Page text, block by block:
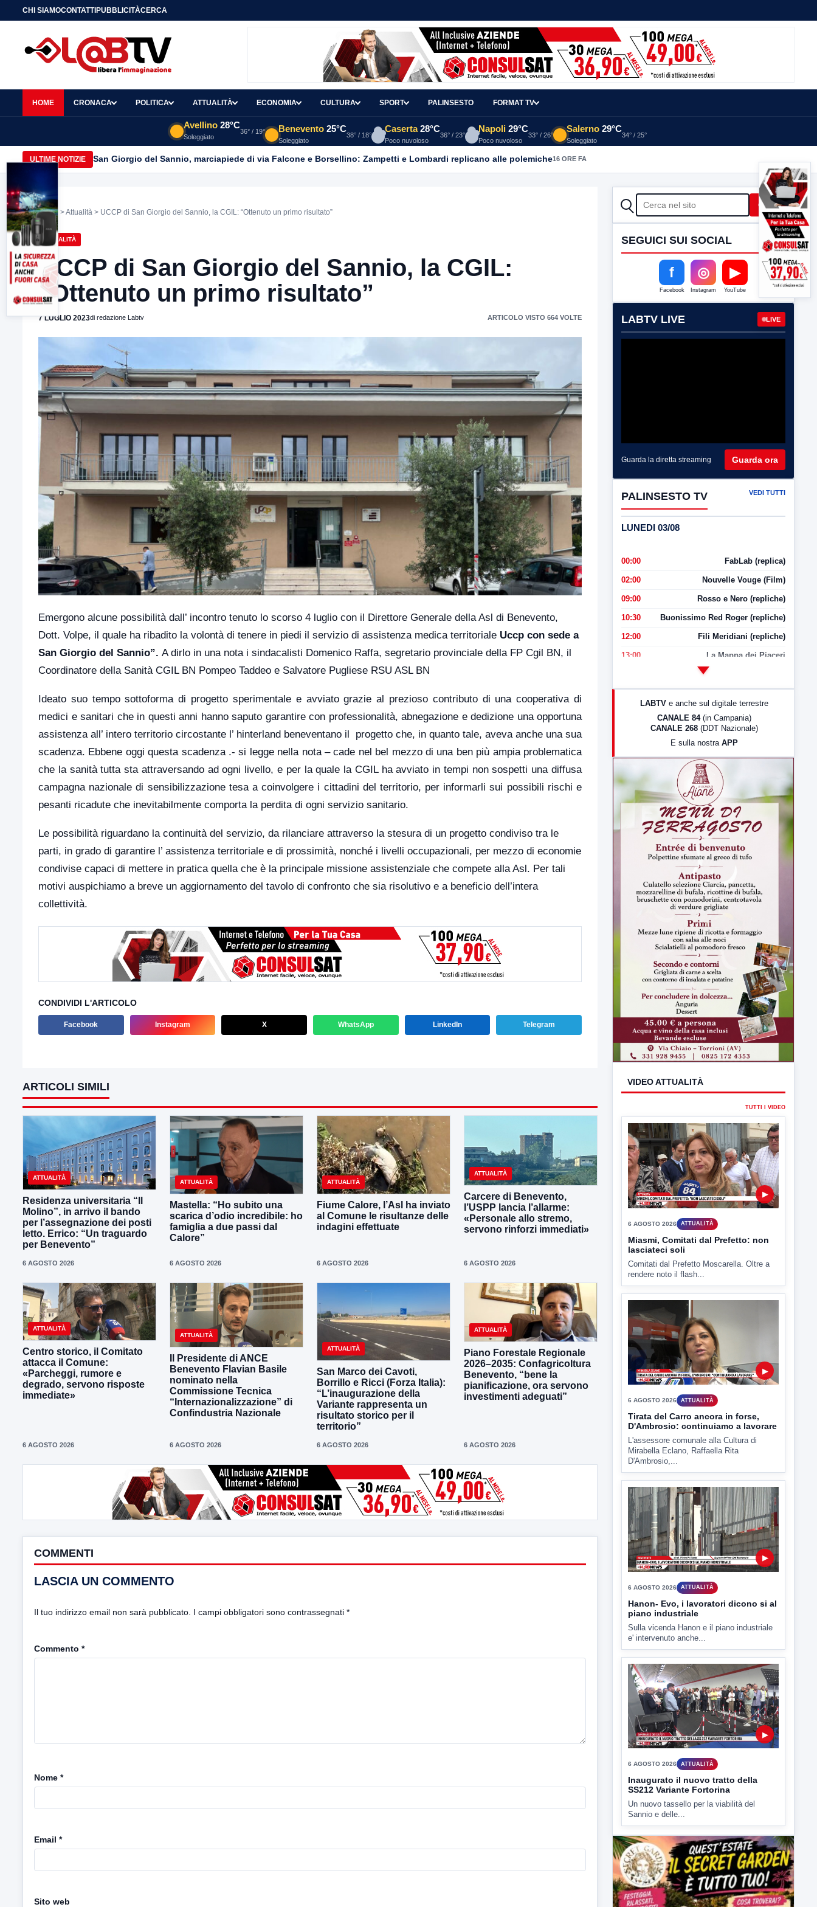
CHI SIAMOCONTATTIPUBBLICITÀCERCA
HOME CRONACA POLITICA ATTUALITÀ ECONOMIA CULTURA SPORT PALINSESTO FORMAT TV
Avellino 28°C
Soleggiato
36° / 19° Benevento 25°C
Soleggiato
38° / 18°
Caserta 28°C
Poco nuvoloso
36° / 23°
Napoli 29°C
Poco nuvoloso
33° / 26°
Salerno 29°C
Soleggiato
34° / 25°
ULTIME NOTIZIE San Giorgio del Sannio, marciapiede di via Falcone e Borsellino: Zampetti e Lombardi replicano alle polemiche16 ORE FA
Home >Attualità > UCCP di San Giorgio del Sannio, la CGIL: “Ottenuto un primo risultato”
ATTUALITÀ
UCCP di San Giorgio del Sannio, la CGIL:
“Ottenuto un primo risultato”
7 LUGLIO 2023di redazione Labtv ARTICOLO VISTO 664 VOLTE
Emergono alcune possibilità dall’ incontro tenuto lo scorso 4 luglio con il Direttore Generale della Asl di Benevento,
Dott. Volpe, il quale ha ribadito la volontà di tenere in piedi il servizio di assistenza medica territoriale Uccp con sede a
San Giorgio del Sannio”. A dirlo in una nota i sindacalisti Domenico Raffa, segretario provinciale della FP Cgil BN, il
Coordinatore della Sanità CGIL BN Pompeo Taddeo e Salvatore Pugliese RSU ASL BN
Ideato suo tempo sottoforma di progetto sperimentale e avviato grazie al prezioso contributo di una cooperativa di
medici e sanitari che in questi anni hanno saputo garantire con professionalità, abnegazione e dedizione una opportuna
assistenza all’ intero territorio circostante l’ hinterland beneventano il progetto che, in quanto tale, aveva anche una sua
scadenza. Ebbene oggi questa scadenza .- si legge nella nota – cade nel bel mezzo di una ben più ampia problematica
che la sanità tutta sta attraversando ad ogni livello, e per la quale la CGIL ha avviato in tempi non sospetti una diffusa
campagna nazionale di sensibilizzazione tesa a coinvolgere i cittadini del territorio, per informarli sui possibili rischi e
pesanti ricadute che inevitabilmente comporta la perdita di ogni servizio sanitario.
Le possibilità riguardano la continuità del servizio, da rilanciare attraverso la stesura di un progetto condiviso tra le
parti, in grado di garantire l’ assistenza territoriale e di prossimità, nonché i livelli occupazionali, per mezzo di economie
condivise capaci di mettere in pratica quella che è la principale missione assistenziale che compete alla Asl. Per tali
motivi auspichiamo a breve un aggiornamento del tavolo di confronto che sia risolutivo e a beneficio dell’intera
collettività.
CONDIVIDI L'ARTICOLO
Facebook Instagram X WhatsApp LinkedIn Telegram
ARTICOLI SIMILI
ATTUALITÀ
Residenza universitaria “Il
Molino”, in arrivo il bando
per l’assegnazione dei posti
letto. Errico: “Un traguardo
per Benevento”
6 AGOSTO 2026
ATTUALITÀ
Mastella: “Ho subito una
scarica d’odio incredibile: ho
famiglia a due passi dal
Calore”
6 AGOSTO 2026
ATTUALITÀ
Fiume Calore, l’Asl ha inviato
al Comune le risultanze delle
indagini effettuate
6 AGOSTO 2026
ATTUALITÀ
Carcere di Benevento,
l’USPP lancia l’allarme:
«Personale allo stremo,
servono rinforzi immediati»
6 AGOSTO 2026
ATTUALITÀ
Centro storico, il Comitato
attacca il Comune:
«Parcheggi, rumore e
degrado, servono risposte
immediate»
6 AGOSTO 2026
ATTUALITÀ
Il Presidente di ANCE
Benevento Flavian Basile
nominato nella
Commissione Tecnica
“Internazionalizzazione” di
Confindustria Nazionale
6 AGOSTO 2026
ATTUALITÀ
San Marco dei Cavoti,
Borrillo e Ricci (Forza Italia):
“L’inaugurazione della
Variante rappresenta un
risultato storico per il
territorio”
6 AGOSTO 2026
ATTUALITÀ
Piano Forestale Regionale
2026–2035: Confagricoltura
Benevento, “bene la
pianificazione, ora servono
investimenti adeguati”
6 AGOSTO 2026
COMMENTI
LASCIA UN COMMENTO
Il tuo indirizzo email non sarà pubblicato. I campi obbligatori sono contrassegnati *
Commento *
Nome *
Email *
Sito web
CERCA Cerca
SEGUICI SUI SOCIAL
f
Facebook
◎
Instagram
▶
YouTube
LABTV LIVE LIVE
Guarda la diretta streaming Guarda ora
PALINSESTO TV VEDI TUTTI
LUNEDI 03/08
00:00 FabLab (replica)
02:00 Nouvelle Vouge (Film)
09:00 Rosso e Nero (repliche)
10:30 Buonissimo Red Roger (repliche)
12:00 Fili Meridiani (repliche)
13:00 La Mappa dei Piaceri
LabNews (Diretta)
LabNews (replica)
LABTV e anche sul digitale terrestre
CANALE 84 (in Campania)
CANALE 268 (DDT Nazionale)
E sulla nostra APP
VIDEO ATTUALITÀ
TUTTI I VIDEO
Miasmi, Comitati dal Prefetto: non
lasciateci soli
Comitati dal Prefetto Moscarella. Oltre a
rendere noto il flash...
6 AGOSTO 2026 ATTUALITÀ
Tirata del Carro ancora in forse,
D'Ambrosio: continuiamo a lavorare
L'assessore comunale alla Cultura di
Mirabella Eclano, Raffaella Rita
D'Ambrosio,...
6 AGOSTO 2026
Hanon- Evo, i lavoratori dicono si al
piano industriale
Sulla vicenda Hanon e il piano industriale
e' intervenuto anche...
6 AGOSTO 2026 ATTUALITÀ
Inaugurato il nuovo tratto della
SS212 Variante Fortorina
Un nuovo tassello per la viabilità del
Sannio e delle...